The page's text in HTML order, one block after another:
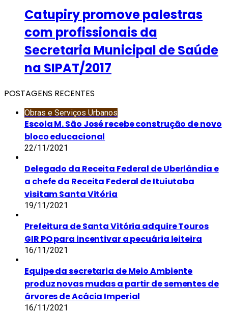
Catupiry promove palestras
com profissionais da
Secretaria Municipal de Saúde
na SIPAT/2017
POSTAGENS RECENTES
Obras e Serviços Urbanos
Escola M. São José recebe construção de novo
bloco educacional
22/11/2021
Delegado da Receita Federal de Uberlândia e
a chefe da Receita Federal de Ituiutaba
visitam Santa Vitória
19/11/2021
Prefeitura de Santa Vitória adquire Touros
GIR PO para incentivar a pecuária leiteira
16/11/2021
Equipe da secretaria de Meio Ambiente
produz novas mudas a partir de sementes de
árvores de Acácia Imperial
16/11/2021